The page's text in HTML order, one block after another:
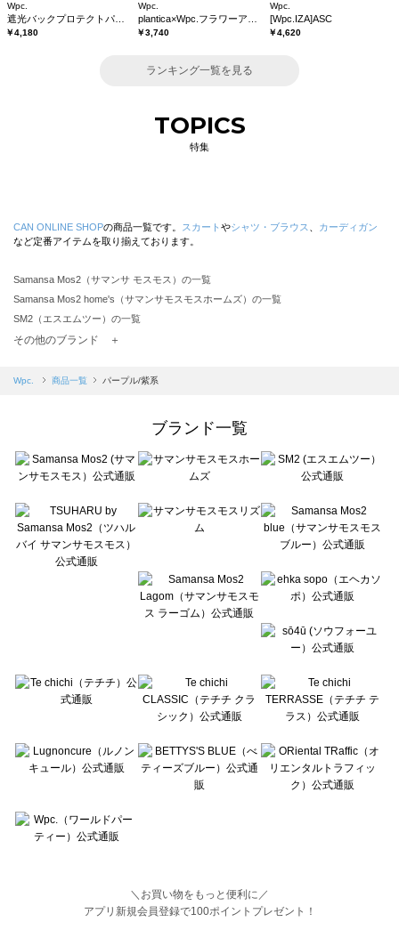
Wpc.
￥4,180
Wpc.
￥3,740
Wpc.
[Wpc.IZA]ASC
￥4,620
ランキング一覧を見る
TOPICS
特集
CAN ONLINE SHOPの商品一覧です。 スカート やシャツ・ブラウス
カーディガン
など定番アイテムを取り揃えております。
Samansa Mos2（サマンサ モスモス）の一覧
Samansa Mos2 home's（サマンサモスモスホームズ）の一覧
SM2（エスエムツー）の一覧
TSUHARU by Samansa Mos2（ツハルバイサマンサモスモス）の一覧
Samansa Mos2 blue（サマンサモスモス ブルー）の一覧
Te chichi（テチチ）の一覧
Te chichi CLASSIC（テチチ クラシック）の一覧
Lugnoncure（ルノンキュール）の一覧
BETTY'S BLUE（べティーズブルー）の一覧
Wpc.（ワールドパーティー）の一覧
その他のブランド ＋
Wpc. 商品一覧 パープル/紫系
ブランド一覧
＼お買い物をもっと便利に／
アプリ新規会員登録で100ポイントプレゼント！